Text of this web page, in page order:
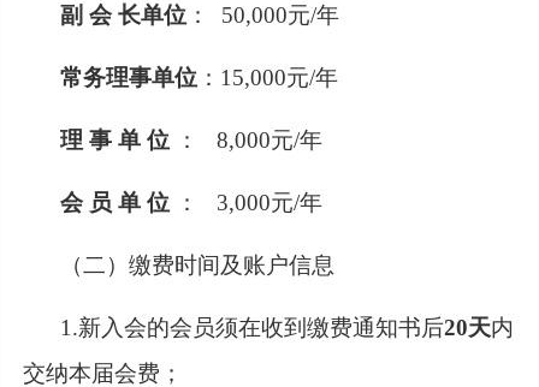
副 会 长单位 ： 50,000元/年
常务理事单位 ： 15,000元/年
理 事 单 位 ： 8,000元/年
会 员 单 位 ： 3,000元/年
（二）缴费时间及账户信息
1.新入会的会员须在收到缴费通知书后20天内
交纳本届会费；